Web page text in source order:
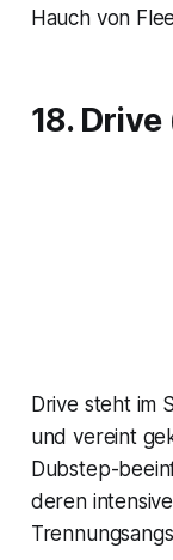
Hauch von
18. Drive
Drive steht im
und vereint
Dubstep-
deren